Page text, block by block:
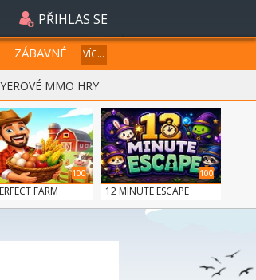
PŘIHLAS SE
ZÁBAVNÉ VÍC...
MMO HRY
100
FARM
100
12 MINUTE ESCAPE